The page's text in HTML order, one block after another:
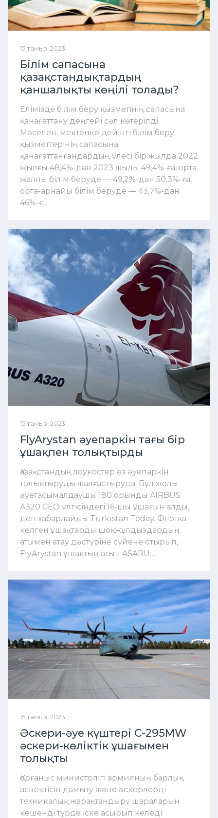
15 тамыз, 2023
Білім сапасына
қазақстандықтардың
қаншалықты көңілі толады?
Елімізде білім беру қызметінің сапасына
қанағаттану деңгейі сәл көтерілді.
Мәселен, мектепке дейінгі білім беру
қызметтерінің сапасына
қанағаттанғандардың үлесі бір жылда 2022
жылғы 48,4%-дан 2023 жылы 49,4%-ға, орта
жалпы білім беруде — 49,2%-дан 50,3%-ға,
орта-арнайы білім беруде — 43,7%-дан
46%-ғ...
15 тамыз, 2023
FlyArystan әуепаркін тағы бір
ұшақпен толықтырды
Қазақстандық лоукостер өз әуепаркін
толықтыруды жалғастыруда. Бұл жолы
әуетасымалдаушы 180 орынды AIRBUS
A320 СEO үлгісіндегі 16-шы ұшағын алды,
деп хабарлайды Turkistan Today. Флотқа
келген ұшақтарды шоқжұлдыздардың
атымен атау дәстүріне сүйене отырып,
FlyArystan ұшақтың атын ASARU...
15 тамыз, 2023
Әскери-әуе күштері С-295MW
әскери-көліктік ұшағымен
толықты
Қорғаныс министрлігі армияның барлық
аспектісін дамыту және әскерлерді
техникалық жарақтандыру шараларын
кешенді түрде іске асырып келеді.